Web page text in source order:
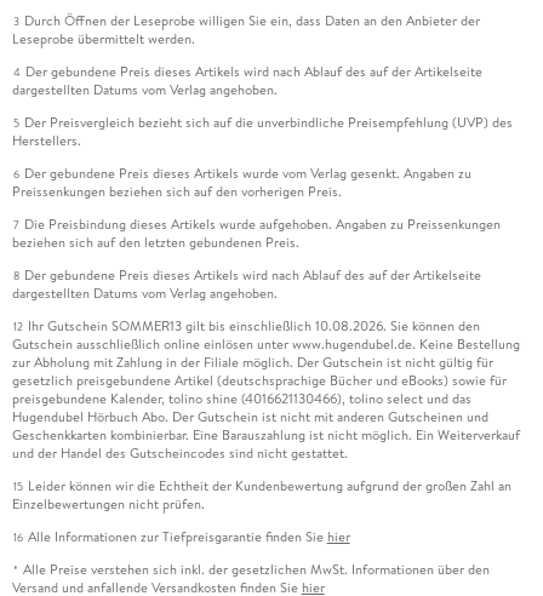
3 Durch Öffnen der Leseprobe willigen Sie ein, dass Daten an den Anbieter der
Leseprobe übermittelt werden.
4 Der gebundene Preis dieses Artikels wird nach Ablauf des auf der Artikelseite
dargestellten Datums vom Verlag angehoben.
5 Der Preisvergleich bezieht sich auf die unverbindliche Preisempfehlung (UVP) des
Herstellers.
6 Der gebundene Preis dieses Artikels wurde vom Verlag gesenkt. Angaben zu
Preissenkungen beziehen sich auf den vorherigen Preis.
7 Die Preisbindung dieses Artikels wurde aufgehoben. Angaben zu Preissenkungen
beziehen sich auf den letzten gebundenen Preis.
8 Der gebundene Preis dieses Artikels wird nach Ablauf des auf der Artikelseite
dargestellten Datums vom Verlag angehoben.
12 Ihr Gutschein SOMMER13 gilt bis einschließlich 10.08.2026. Sie können den
Gutschein ausschließlich online einlösen unter www.hugendubel.de. Keine Bestellung
zur Abholung mit Zahlung in der Filiale möglich. Der Gutschein ist nicht gültig für
gesetzlich preisgebundene Artikel (deutschsprachige Bücher und eBooks) sowie für
preisgebundene Kalender, tolino shine (4016621130466), tolino select und das
Hugendubel Hörbuch Abo. Der Gutschein ist nicht mit anderen Gutscheinen und
Geschenkkarten kombinierbar. Eine Barauszahlung ist nicht möglich. Ein Weiterverkauf
und der Handel des Gutscheincodes sind nicht gestattet.
15 Leider können wir die Echtheit der Kundenbewertung aufgrund der großen Zahl an
Einzelbewertungen nicht prüfen.
16 Alle Informationen zur Tiefpreisgarantie finden Sie hier
* Alle Preise verstehen sich inkl. der gesetzlichen MwSt. Informationen über den
Versand und anfallende Versandkosten finden Sie hier